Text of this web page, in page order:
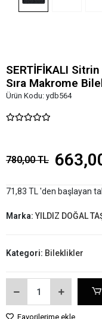
SERTİFİKALI
Sıra Makrome
Ürün Kodu: ydb564
780,00 TL
71,83 TL 'den başlayan
Marka:YILDIZ DOĞAL
Kategori: Bileklikler
Favorilerime ekle